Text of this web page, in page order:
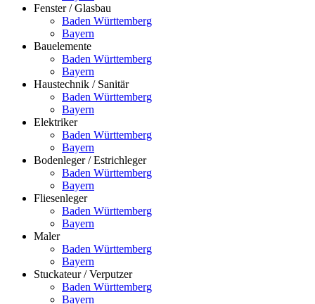
Fenster / Glasbau
Baden Württemberg
Bayern
Bauelemente
Baden Württemberg
Bayern
Haustechnik / Sanitär
Baden Württemberg
Bayern
Elektriker
Baden Württemberg
Bayern
Bodenleger / Estrichleger
Baden Württemberg
Bayern
Fliesenleger
Baden Württemberg
Bayern
Maler
Baden Württemberg
Bayern
Stuckateur / Verputzer
Baden Württemberg
Bayern